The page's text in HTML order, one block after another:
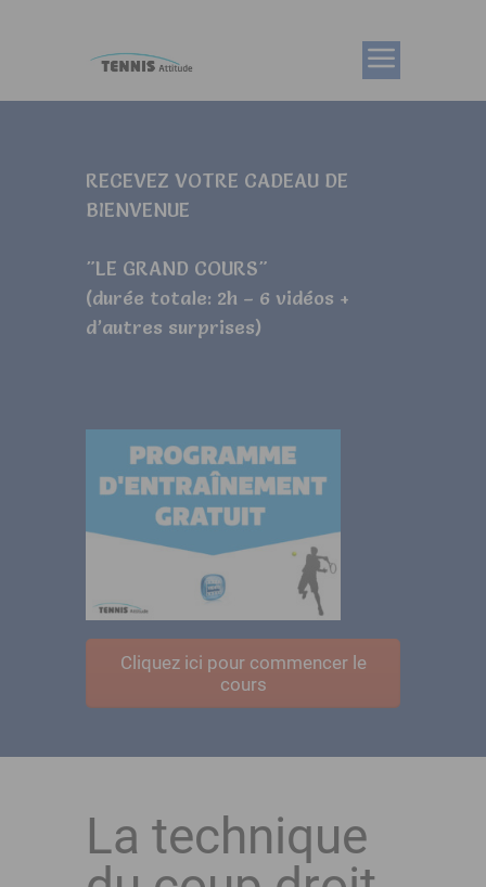
RECEVEZ VOTRE CADEAU DE
BIENVENUE
"LE GRAND COURS"
(durée totale: 2h – 6 vidéos +
d’autres surprises)
Cliquez ici pour commencer le
cours
La technique